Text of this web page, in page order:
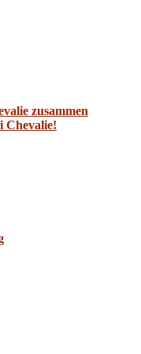
zusammen
Chevalie!